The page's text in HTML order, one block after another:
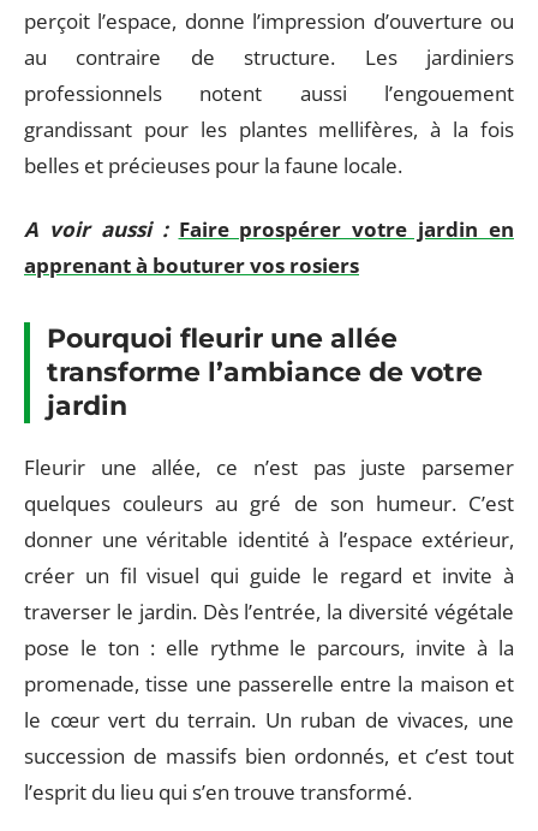
perçoit l’espace, donne l’impression d’ouverture ou
au contraire de structure. Les jardiniers
professionnels notent aussi l’engouement
grandissant pour les plantes mellifères, à la fois
belles et précieuses pour la faune locale.
A voir aussi : Faire prospérer votre jardin en
apprenant à bouturer vos rosiers
Pourquoi fleurir une allée
transforme l’ambiance de votre
jardin
Fleurir une allée, ce n’est pas juste parsemer
quelques couleurs au gré de son humeur. C’est
donner une véritable identité à l’espace extérieur,
créer un fil visuel qui guide le regard et invite à
traverser le jardin. Dès l’entrée, la diversité végétale
pose le ton : elle rythme le parcours, invite à la
promenade, tisse une passerelle entre la maison et
le cœur vert du terrain. Un ruban de vivaces, une
succession de massifs bien ordonnés, et c’est tout
l’esprit du lieu qui s’en trouve transformé.